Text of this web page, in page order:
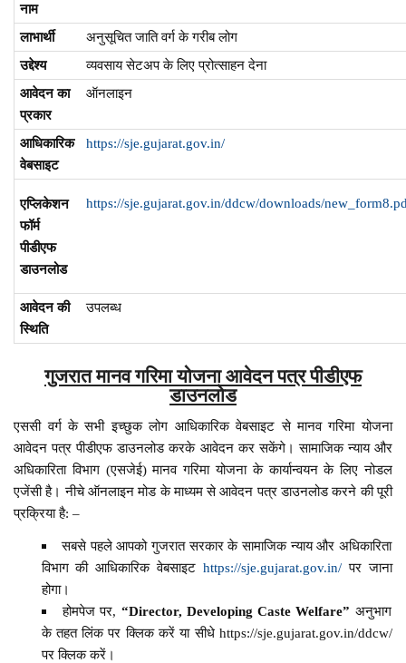
नाम
लाभार्थी
अनुसूचित जाति वर्ग के गरीब लोग
उद्देश्य
व्यवसाय सेटअप के लिए प्रोत्साहन देना
आवेदन का
प्रकार
ऑनलाइन
आधिकारिक
वेबसाइट
https://sje.gujarat.gov.in/
एप्लिकेशन
फॉर्म
पीडीएफ
डाउनलोड
https://sje.gujarat.gov.in/ddcw/downloads/
आवेदन की
स्थिति
उपलब्ध
गुजरात मानव गरिमा योजना आवेदन पत्र पीडीएफ
डाउनलोड
एससी वर्ग के सभी इच्छुक लोग आधिकारिक वेबसाइट से मानव गरिमा योजना
आवेदन पत्र पीडीएफ डाउनलोड करके आवेदन कर सकेंगे। सामाजिक न्याय और
अधिकारिता विभाग (एसजेई) मानव गरिमा योजना के कार्यान्वयन के लिए नोडल
एजेंसी है। नीचे ऑनलाइन मोड के माध्यम से आवेदन पत्र डाउनलोड करने की पूरी
प्रक्रिया है: –
सबसे पहले आपको गुजरात सरकार के सामाजिक न्याय और अधिकारिता
विभाग की आधिकारिक वेबसाइटhttps://sje.gujarat.gov.in/ पर जाना
होगा।
होमपेज पर, “Director, Developing Caste Welfare” अनुभाग
के तहत लिंक पर क्लिक करें या सीधे https://sje.gujarat.gov.in/ddcw/
पर क्लिक करें।